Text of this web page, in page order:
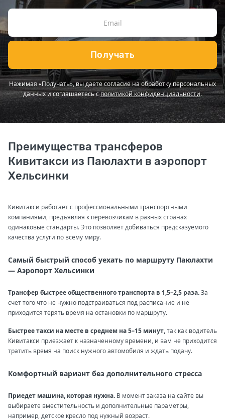
Получать
Нажимая «Получать», вы даете согласие на обработку персональных
данных и соглашаетесь сполитикой конфиденциальности.
Преимущества трансферов
Кивитакси из Паюлахти в аэропорт
Хельсинки
Кивитакси работает с профессиональными транспортными
компаниями, предъявляя к перевозчикам в разных странах
одинаковые стандарты. Это позволяет добиваться предсказуемого
качества услуги по всему миру.
Самый быстрый способ уехать по маршруту Паюлахти
— Аэропорт Хельсинки
Трансфер быстрее общественного транспорта в 1,5–2,5 раза.За
счет того что не нужно подстраиваться под расписание и не
приходится терять время на остановки по маршруту.
Быстрее такси на месте в среднем на 5–15 минут,так как водитель
Кивитакси приезжает к назначенному времени, и вам не приходится
тратить время на поиск нужного автомобиля и ждать подачу.
Комфортный вариант без дополнительного стресса
Приедет машина, которая нужна. В момент заказа на сайте вы
выбираете вместительность и дополнительные параметры,
например, детское кресло под нужный возраст.